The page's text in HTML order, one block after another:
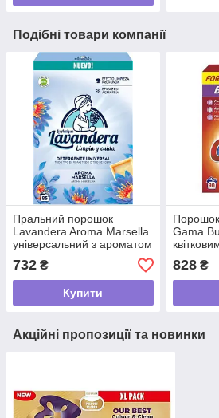
Подібні товари компанії
Пральний порошок
Lavandera Aroma Marsella
універсальний з ароматом
марсельського мила,
4.675 кг (85 прань)
732 ₴
Купити
Gama
кг (90
828₴
Акційні пропозиції та новинки